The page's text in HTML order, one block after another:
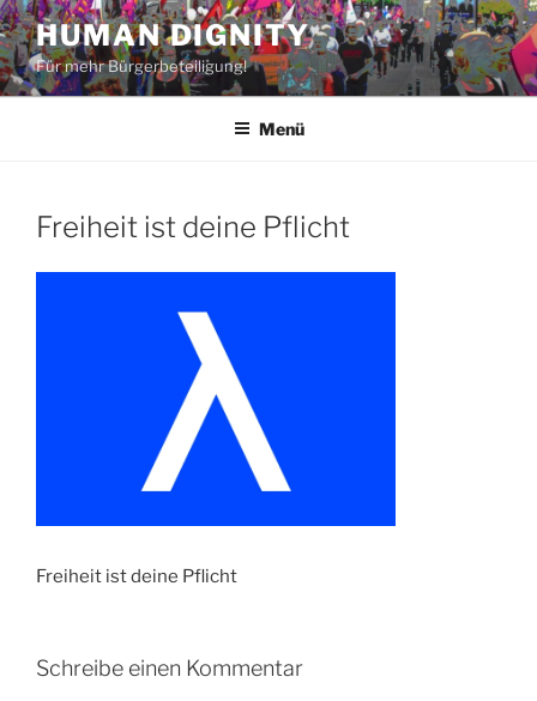
Zum
Inhalt
springen
HUMAN DIGNITY
Für mehr Bürgerbeteiligung!
Menü
Freiheit ist deine Pflicht
Freiheit ist deine Pflicht
Schreibe einen Kommentar